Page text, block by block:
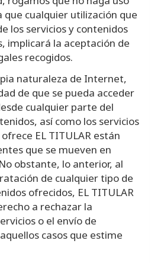
que cualquier utilización que
los servicios y contenidos
implicará la aceptación de
recogidos.
naturaleza de Internet,
de que se pueda acceder
cualquier parte del
así como los servicios
EL TITULAR están
que se mueven en
obstante, lo anterior, al
de cualquier tipo de
ofrecidos, EL TITULAR
a rechazar la
o el envío de
casos que estime